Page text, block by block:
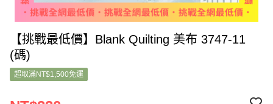
【挑戰最低價】Blank Quilting 美布 3747-11
(碼)
超取滿NT$1,500免運